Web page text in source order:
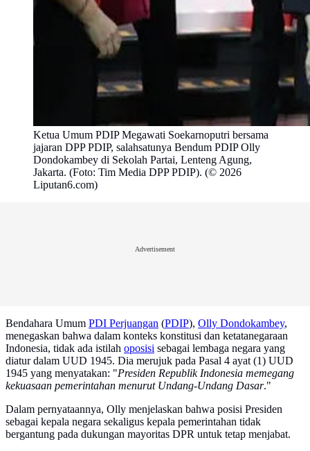
Ketua Umum PDIP Megawati Soekarnoputri bersama
jajaran DPP PDIP, salahsatunya Bendum PDIP Olly
Dondokambey di Sekolah Partai, Lenteng Agung,
Jakarta. (Foto: Tim Media DPP PDIP). (© 2026
Liputan6.com)
Advertisement
Bendahara Umum PDI Perjuangan (PDIP), Olly Dondokambey,
menegaskan bahwa dalam konteks konstitusi dan ketatanegaraan
Indonesia, tidak ada istilah oposisi sebagai lembaga negara yang
diatur dalam UUD 1945. Dia merujuk pada Pasal 4 ayat (1) UUD
1945 yang menyatakan: "Presiden Republik Indonesia memegang
kekuasaan pemerintahan menurut Undang-Undang Dasar."
Dalam pernyataannya, Olly menjelaskan bahwa posisi Presiden
sebagai kepala negara sekaligus kepala pemerintahan tidak
bergantung pada dukungan mayoritas DPR untuk tetap menjabat.